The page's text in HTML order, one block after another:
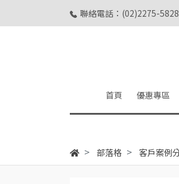
聯絡電話：(02)2275-5828
首頁 優惠專區
部落格 客戶案例